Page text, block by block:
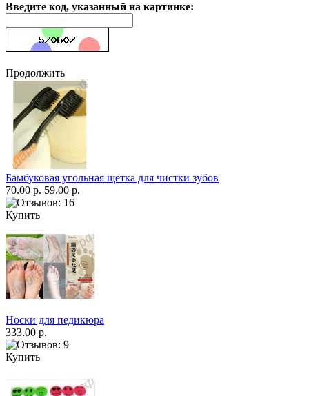
Введите код, указанный на картинке:
Продолжить
Бамбуковая угольная щётка для чистки зубов
70.00 р. 59.00 р.
Купить
Носки для педикюра
333.00 р.
Купить